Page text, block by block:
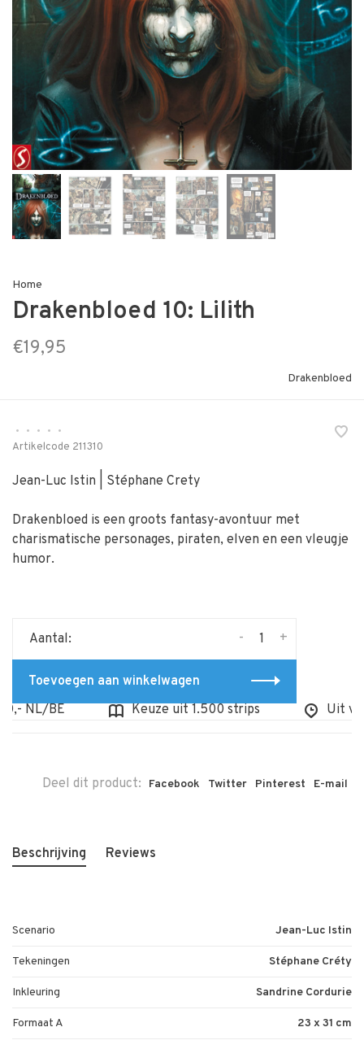
Home
Drakenbloed 10: Lilith
€19,95
Drakenbloed
• • • •
•
Artikelcode 211310
Jean-Luc Istin | Stéphane Crety
Drakenbloed is een groots fantasy-avontuur met
charismatische personages, piraten, elven en een vleugje
humor.
Aantal: +
-
Toevoegen aan winkelwagen
NL/BE
Keuze uit 1.500 strips Uit
Deel dit product: Facebook Twitter Pinterest E-mail
Beschrijving Reviews
Scenario Jean-Luc Istin
Tekeningen Stéphane Créty
Inkleuring Sandrine Cordurie
Formaat A 23 x 31 cm